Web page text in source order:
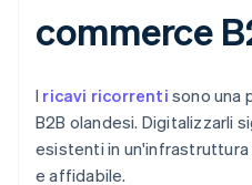
commerce
I ricavi ricorrenti sono una
B2B olandesi. Digitalizzarli
esistenti in
e affidabile.